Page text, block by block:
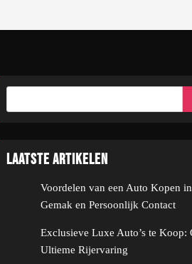
Laatste artikelen
Voordelen van een Auto Kopen
Gemak en Persoonlijk Contact
Exclusieve Luxe Auto’s te Koop:
Ultieme Rijervaring